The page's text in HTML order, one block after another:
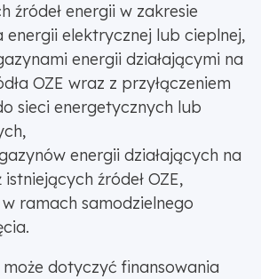
źródeł energii w zakresie
elektrycznej lub cieplnej,
energii działającymi na
OZE wraz z przyłączeniem
sieci energetycznych lub
energii działających na
źródeł OZE,
ramach samodzielnego
dotyczyć finansowania